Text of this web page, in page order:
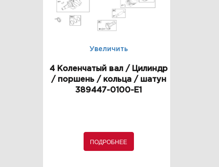
Увеличить
4 Коленчатый вал / Цилиндр
/ поршень / кольца / шатун
389447-0100-E1
ПОДРОБНЕЕ